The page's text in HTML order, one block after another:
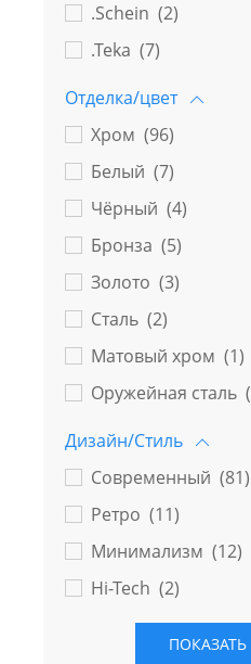
.Schein (2)
.Teka (7)
Отделка/цвет
Хром (96)
Белый (7)
Чёрный (4)
Бронза (5)
Золото (3)
Сталь (2)
Матовый хром (1)
Оружейная сталь (
Дизайн/Стиль
Современный (81)
Ретро (11)
Минимализм (12)
Hi-Tech (2)